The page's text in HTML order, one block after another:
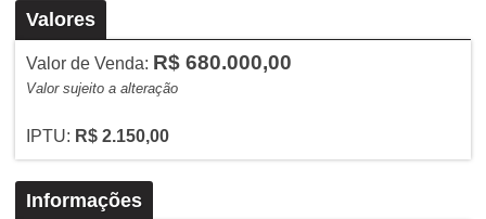
Valores
Valor de Venda: R$ 680.000,00
Valor sujeito a alteração
IPTU: R$ 2.150,00
Informações